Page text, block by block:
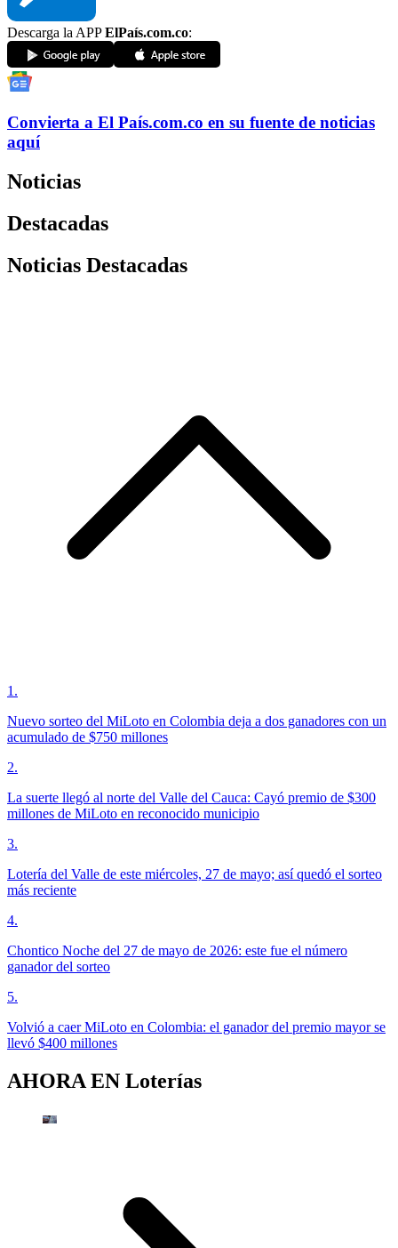
Descarga la APPElPaís.com.co:
Convierta a El País.com.co en su fuente de noticias
aquí
Noticias
Destacadas
Noticias Destacadas
1 .
Nuevo sorteo del MiLoto en Colombia deja a dos ganadores con un
acumulado de $750 millones
2.
La suerte llegó al norte del Valle del Cauca: Cayó premio de $300
millones de MiLoto en reconocido municipio
3.
Lotería del Valle de este miércoles, 27 de mayo; así quedó el sorteo
más reciente
4.
Chontico Noche del 27 de mayo de 2026: este fue el número
ganador del sorteo
5.
Volvió a caer MiLoto en Colombia: el ganador del premio mayor se
llevó $400 millones
AHORA EN Loterías